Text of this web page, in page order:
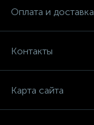
Оплата и доставка
Контакты
Карта сайта